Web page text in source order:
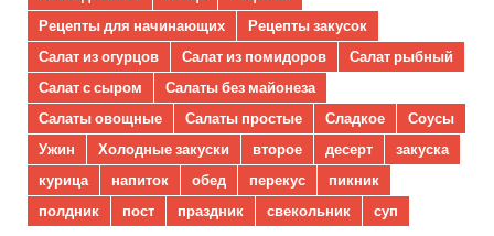
Рецепты для начинающих
Рецепты закусок
Салат из огурцов
Салат из помидоров
Салат рыбный
Салат с сыром
Салаты без майонеза
Салаты овощные
Салаты простые Сладкое
Соусы
Ужин
Холодные закуски второе десерт
закуска
курица
напиток обед перекус
пикник
полдник
пост праздник свекольник суп